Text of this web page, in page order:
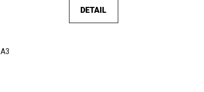
DETAIL
A3